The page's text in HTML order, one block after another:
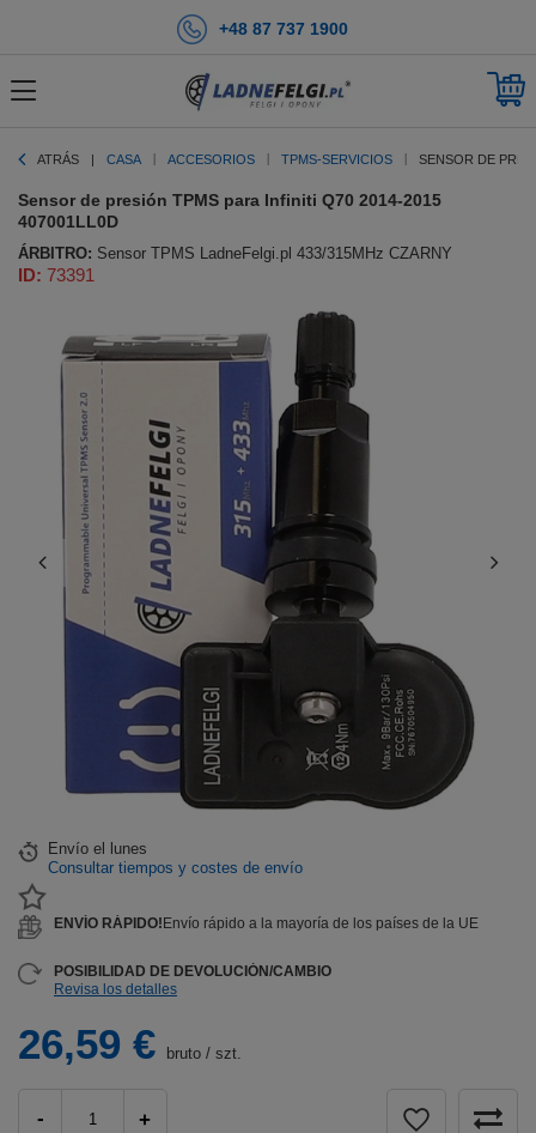
+48 87 737 1900
ATRÁS CASA ACCESORIOS TPMS-SERVICIOS SENSOR DE
Sensor de presión TPMS para Infiniti Q70 2014-2015
407001LL0D
ÁRBITRO: Sensor TPMS LadneFelgi.pl 433/315MHz CZARNY
ID: 73391
26,59 € bruto / szt.
- +
Envío el lunes
Consultar tiempos y costes de envío
ENVÍO RÁPIDO! Envío rápido a la mayoría de los países de la UE
POSIBILIDAD DE DEVOLUCIÓN/CAMBIO
Revisa los detalles